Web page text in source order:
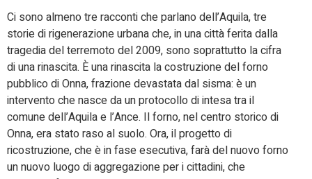
Ci sono almeno tre racconti che parlano dell’Aquila, tre
storie di rigenerazione urbana che, in una città ferita dalla
tragedia del terremoto del 2009, sono soprattutto la cifra
di una rinascita. È una rinascita la costruzione del forno
pubblico di Onna, frazione devastata dal sisma: è un
intervento che nasce da un protocollo di intesa tra il
comune dell’Aquila e l’Ance. Il forno, nel centro storico di
Onna, era stato raso al suolo. Ora, il progetto di
ricostruzione, che è in fase esecutiva, farà del nuovo forno
un nuovo luogo di aggregazione per i cittadini, che